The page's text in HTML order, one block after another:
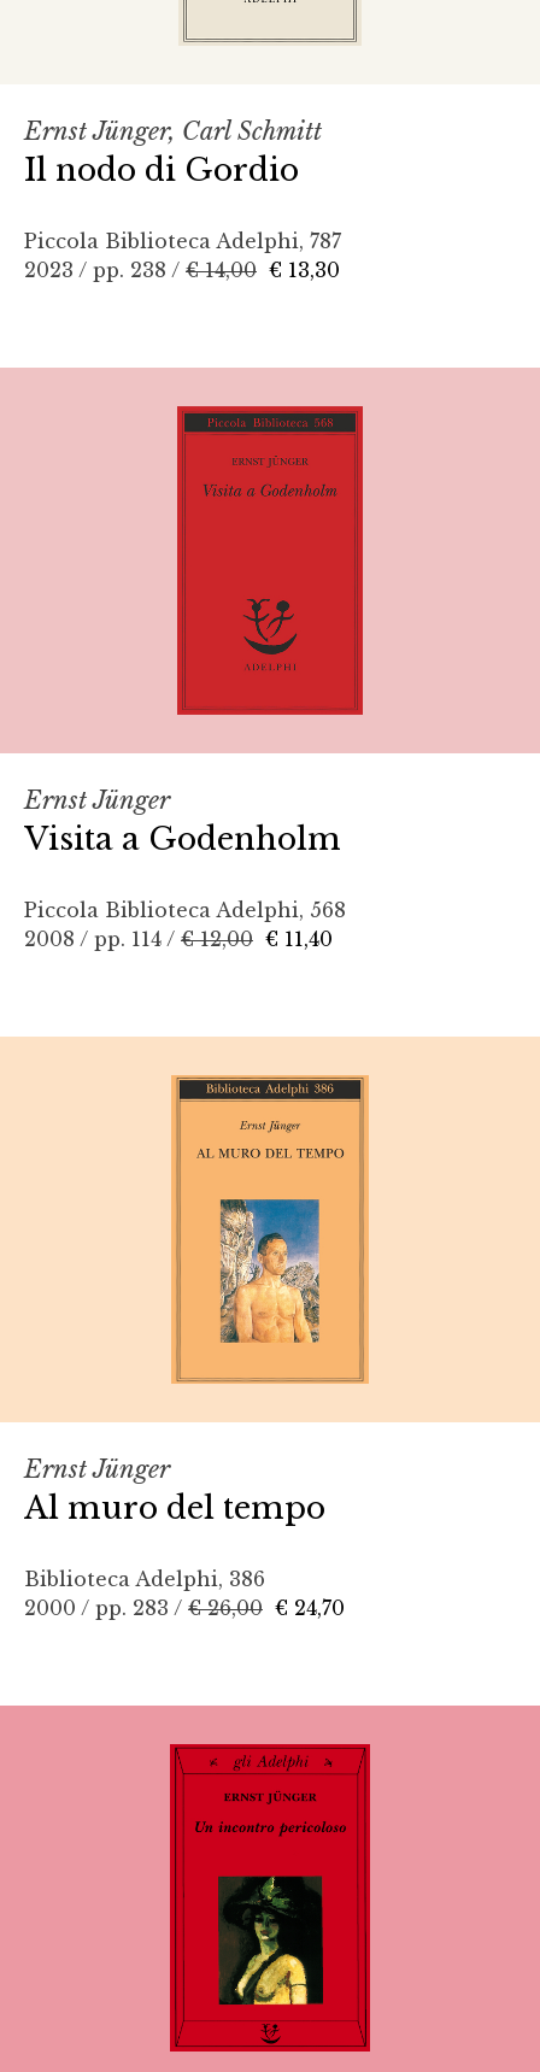
Ernst Jünger, Carl Schmitt
Il nodo di Gordio
Piccola Biblioteca Adelphi, 787
2023 / pp. 238 / € 14,00 € 13,30
Ernst Jünger
Visita a Godenholm
Piccola Biblioteca Adelphi, 568
2008 / pp. 114 / € 12,00 € 11,40
Ernst Jünger
Al muro del tempo
Biblioteca Adelphi, 386
2000 / pp. 283 / € 26,00 € 24,70